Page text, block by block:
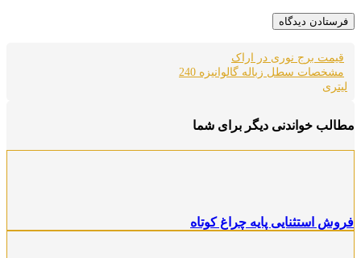
قیمت برج نوری در اراک
مشخصات سطل زباله گالوانیزه 240
لیتری
مطالب خواندنی دیگر برای شما
فروش استثنایی پایه چراغ کوتاه